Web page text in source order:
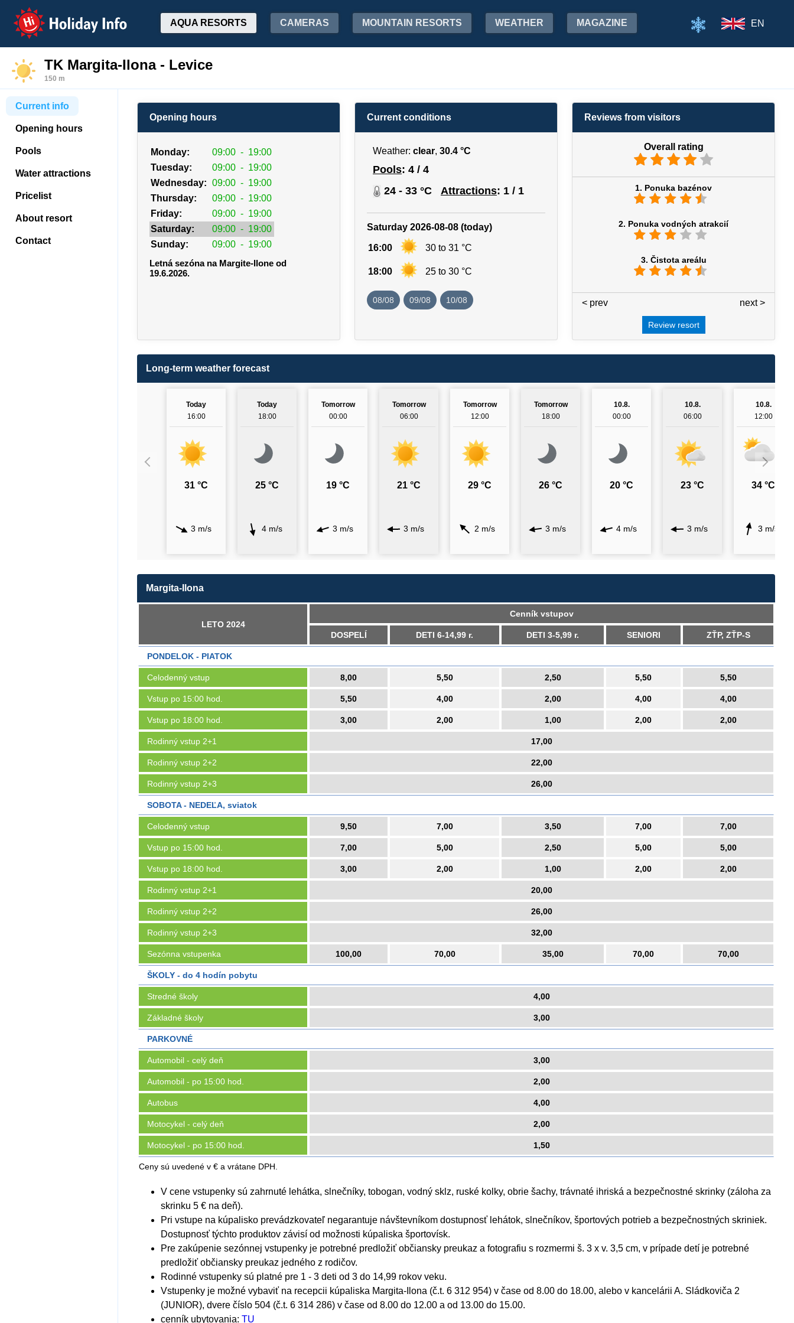
Holiday Info AQUA RESORTS CAMERAS MOUNTAIN RESORTS WEATHER MAGAZINE EN
TK Margita-Ilona - Levice
150 m
Current info
Opening hours
Pools
Water attractions
Pricelist
About resort
Contact
Opening hours
Monday: 09:00 - 19:00
Tuesday:
09:00 - 19:00
Wednesday: 09:00 - 19:00
Thursday:
09:00 - 19:00
Friday:
09:00 - 19:00
Saturday:
09:00 - 19:00
Sunday:
09:00 - 19:00
Letná sezóna na Margite-Ilone od
19.6.2026.
Current conditions
Weather: clear, 30.4 °C
Pools: 4 / 4
24 - 33 °C
Attractions: 1 / 1
Saturday 2026-08-08 (today)
16:00 30 to 31 °C
18:00 25 to 30 °C
08/08 09/08 10/08
Reviews from visitors
Overall rating
1. Ponuka bazénov
2. Ponuka vodných atrakcií
3. Čistota areálu
next >
< prev
Review resort
Long-term weather forecast
Today
16:00
31 °C
3 m/s
Today
18:00
25 °C
4 m/s
Tomorrow
00:00
19 °C
3 m/s
Tomorrow
06:00
21 °C
3 m/s
Tomorrow
12:00
29 °C
2 m/s
Tomorrow
18:00
26 °C
3 m/s
10.8.
00:00
20 °C
4 m/s
10.8.
06:00
23 °C
3 m/s
10.8.
12:00
34 °C
3 m/s
Margita-Ilona
LETO 2024
Cenník vstupov
DOSPELÍ DETI 6-14,99 r. DETI 3-5,99 r. SENIORI ZŤP, ZŤP-S
Ceny sú uvedené v € a vrátane DPH.
PONDELOK - PIATOK
Celodenný vstup 8,00 5,50 2,50 5,50 5,50
Vstup po 15:00 hod. 5,50 4,00 2,00 4,00 4,00
Vstup po 18:00 hod. 3,00 2,00 1,00 2,00 2,00
Rodinný vstup 2+1 17,00
Rodinný vstup 2+2 22,00
Rodinný vstup 2+3 26,00
SOBOTA - NEDEĽA, sviatok
Celodenný vstup 9,50 7,00 3,50 7,00 7,00
Vstup po 15:00 hod. 7,00 5,00 2,50 5,00 5,00
Vstup po 18:00 hod. 3,00 2,00 1,00 2,00 2,00
Rodinný vstup 2+1 20,00
Rodinný vstup 2+2 26,00
Rodinný vstup 2+3 32,00
Sezónna vstupenka 100,00 70,00 35,00 70,00 70,00
ŠKOLY - do 4 hodín pobytu
Stredné školy 4,00
Základné školy 3,00
PARKOVNÉ
Automobil - celý deň 3,00
Automobil - po 15:00 hod. 2,00
Autobus 4,00
Motocykel - celý deň 2,00
Motocykel - po 15:00 hod. 1,50
V cene vstupenky sú zahrnuté lehátka, slnečníky, tobogan, vodný sklz, ruské kolky, obrie šachy, trávnaté ihriská a bezpečnostné skrinky (záloha za
skrinku 5 € na deň).
Pri vstupe na kúpalisko prevádzkovateľ negarantuje návštevníkom dostupnosť lehátok, slnečníkov, športových potrieb a bezpečnostných skriniek.
Dostupnosť týchto produktov závisí od možnosti kúpaliska športovísk.
Pre zakúpenie sezónnej vstupenky je potrebné predložiť občiansky preukaz a fotografiu s rozmermi š. 3 x v. 3,5 cm, v prípade detí je potrebné
predložiť občiansky preukaz jedného z rodičov.
Rodinné vstupenky sú platné pre 1 - 3 deti od 3 do 14,99 rokov veku.
Vstupenky je možné vybaviť na recepcii kúpaliska Margita-Ilona (č.t. 6 312 954) v čase od 8.00 do 18.00, alebo v kancelárii A. Sládkoviča 2
(JUNIOR), dvere číslo 504 (č.t. 6 314 286) v čase od 8.00 do 12.00 a od 13.00 do 15.00.
cenník ubytovania: TU